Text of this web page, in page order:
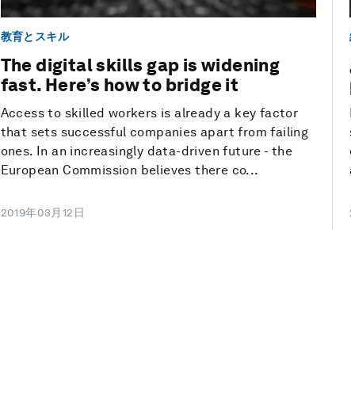
教育とスキル
The digital skills gap is widening
fast. Here’s how to bridge it
Access to skilled workers is already a key factor
that sets successful companies apart from failing
ones. In an increasingly data-driven future - the
European Commission believes there co...
2019年03月12日